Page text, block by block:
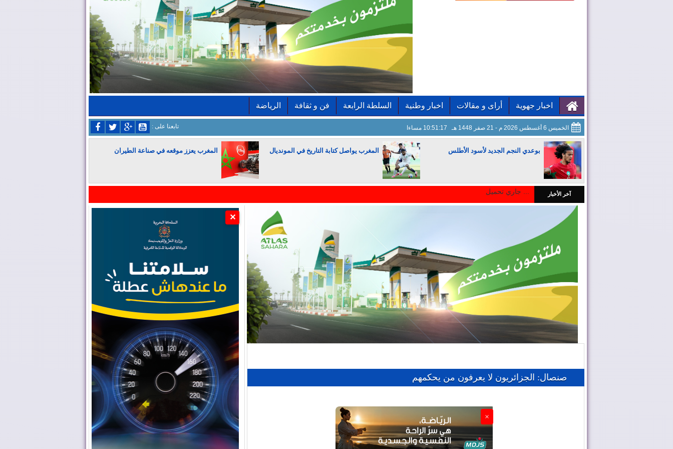
اخبار جهوية أراى و مقالات اخبار وطنية السلطة الرابعة فن و ثقافة الرياضة
الخميس 6 أغسطس 2026 م - 21 صفر 1448 هـ 10:51:18 مساءا : تابعنا على
بوعدي النجم الجديد لأسود الأطلس المغرب يواصل كتابة التاريخ في المونديال المغرب يعزز موقعه في صناعة الطيران
المغرب يجذب كبار المستثمرين آخر الأخبار
صنصال: الجزائريون لا يعرفون من يحكمهم
×
✕